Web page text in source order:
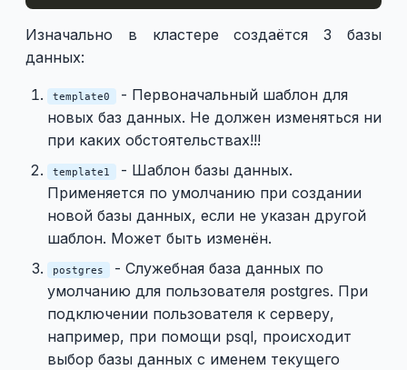
Изначально в кластере создаётся 3 базы
данных:
template0 - Первоначальный шаблон для
новых баз данных. Не должен изменяться ни
при каких обстоятельствах!!!
template1 - Шаблон базы данных.
Применяется по умолчанию при создании
новой базы данных, если не указан другой
шаблон. Может быть изменён.
postgres - Служебная база данных по
умолчанию для пользователя postgres. При
подключении пользователя к серверу,
например, при помощи psql, происходит
выбор базы данных с именем текущего